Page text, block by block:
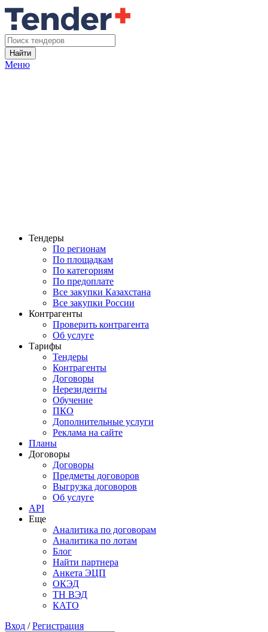
Найти
Меню
Тендеры
По регионам
По площадкам
По категориям
По предоплате
Все закупки Казахстана
Все закупки России
Контрагенты
Проверить контрагента
Об услуге
Тарифы
Тендеры
Контрагенты
Договоры
Нерезиденты
Обучение
ПКО
Дополнительные услуги
Реклама на сайте
Планы
Договоры
Договоры
Предметы договоров
Выгрузка договоров
Об услуге
API
Еще
Аналитика по договорам
Аналитика по лотам
Блог
Найти партнера
Анкета ЭЦП
ОКЭД
ТН ВЭД
КАТО
Вход /Регистрация